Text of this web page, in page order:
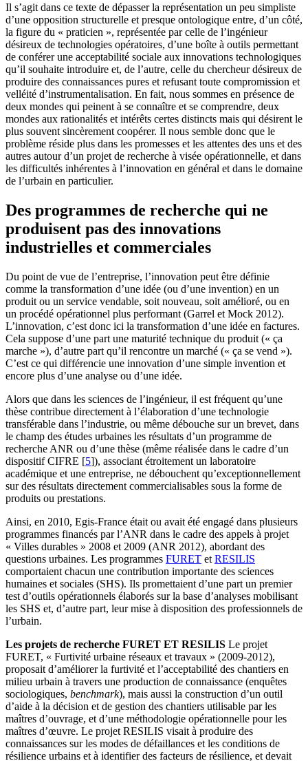
Il s’agit dans ce texte de dépasser la représentation un peu simpliste
d’une opposition structurelle et presque ontologique entre, d’un côté,
la figure du « praticien », représentée par celle de l’ingénieur
désireux de technologies opératoires, d’une boîte à outils permettant
de conférer une acceptabilité sociale aux innovations technologiques
qu’il souhaite introduire et, de l’autre, celle du chercheur désireux de
produire des connaissances pures et refusant toute compromission et
velléité d’instrumentalisation. En fait, nous sommes en présence de
deux mondes qui peinent à se connaître et se comprendre, deux
mondes aux rationalités et intérêts certes distincts mais qui désirent le
plus souvent sincèrement coopérer. Il nous semble donc que le
problème réside plus dans les promesses et les attentes des uns et des
autres autour d’un projet de recherche à visée opérationnelle, et dans
les difficultés inhérentes à l’innovation en général et dans le domaine
de l’urbain en particulier.
Des programmes de recherche qui ne
produisent pas des innovations
industrielles et commerciales
Du point de vue de l’entreprise, l’innovation peut être définie
comme la transformation d’une idée (ou d’une invention) en un
produit ou un service vendable, soit nouveau, soit amélioré, ou en
un procédé opérationnel plus performant (Garrel et Mock 2012).
L’innovation, c’est donc ici la transformation d’une idée en factures.
Cela suppose d’une part une maturité technique du produit (« ça
marche »), d’autre part qu’il rencontre un marché (« ça se vend »).
C’est ce qui différencie une innovation d’une simple invention et
encore plus d’une analyse ou d’une idée.
Alors que dans les sciences de l’ingénieur, il est fréquent qu’une
thèse contribue directement à l’élaboration d’une technologie
transférable dans l’industrie, ou même débouche sur un brevet, dans
le champ des études urbaines les résultats d’un programme de
recherche ANR ou d’une thèse (même réalisée dans le cadre d’un
dispositif CIFRE [5]), associant étroitement un laboratoire
académique et une entreprise, ne débouchent qu’exceptionnellement
sur des résultats directement commercialisables sous la forme de
produits ou prestations.
Ainsi, en 2010, Egis-France était ou avait été engagé dans plusieurs
programmes financés par l’ANR dans le cadre des appels à projet
« Villes durables » 2008 et 2009 (ANR 2012), abordant des
questions urbaines. Les programmes FURET et RESILIS
comportaient chacun une contribution importante des sciences
humaines et sociales (SHS). Ils promettaient d’une part un premier
test d’outils opérationnels élaborés sur la base d’analyses mobilisant
les SHS et, d’autre part, leur mise à disposition des professionnels de
l’urbain.
Les projets de recherche FURET ET RESILIS Le projet
FURET, « Furtivité urbaine réseaux et travaux » (2009-2012),
proposait d’améliorer la furtivité et l’acceptabilité des chantiers en
milieu urbain à travers une production de connaissance (enquêtes
sociologiques, benchmark), mais aussi la construction d’un outil
d’aide à la décision et de gestion des chantiers utilisable par les
maîtres d’ouvrage, et d’une méthodologie opérationnelle pour les
maîtres d’œuvre. Le projet RESILIS visait à produire des
connaissances sur les modes de défaillances et les conditions de
résilience urbains et à identifier des facteurs de résilience, et devait